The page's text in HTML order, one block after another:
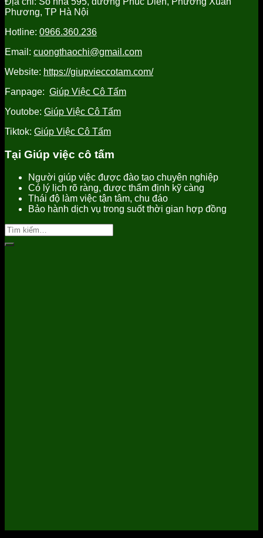
Hưng
tạiYên
Phương, TP Hà Nội
Hotline: 0966.360.236
Email: cuongthaochi@gmail.com
Website: https://giupvieccotam.com/
Fanpage: Giúp Việc Cô Tấm
Youtobe: Giúp Việc Cô Tấm
Tiktok: Giúp Việc Cô Tấm
Tại Giúp việc cô tấm
Người giúp việc được đào tạo chuyên nghiệp
Có lý lịch rõ ràng, được thẩm định kỹ càng
Thái độ làm việc tận tâm, chu đáo
Bảo hành dịch vụ trong suốt thời gian hợp đồng
Tìm
kiếm: